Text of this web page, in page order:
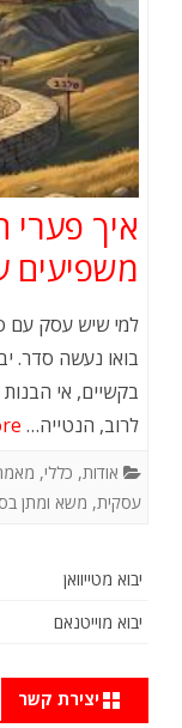
איך פערי
משפיעים
למי שיש עסק עם
בואו נעשה סדר.
בקשיים, אי
לרוב, הנטייה… »
אודות, כללי,
עסקית, משא ומתן
יבוא מטייוואן
יבוא מוייטנאם
יצירת קשר